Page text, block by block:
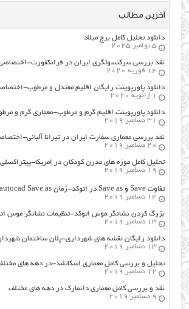
آخرین مطالب
دانلود تحلیل کامل برج میلاد
5 نوامبر 2025
نقد بررسی سرکنسولگری ایران در فرانکفورت-
14 فوریه 2020
دانلود پاورپوینت رایگان اقلیم معتدل و مرطوب-
1 ژانویه 2020
دانلود پاورپوینت اقلیم گرم و مرطوب-معماری گرم و
31 دسامبر 2019
نقد بررسی معماری سفارت ایران در تیرانا آلبانی-
20 دسامبر 2019
تحلیل کامل موزه های مدرن کودکان در امریکا-پیتراکسلی
19 دسامبر 2019
تفاوت Save و Save as در اتوکد-زمان autocad Save as
14 دسامبر 2019
بزرگ کردن نشانگر موس اتوکد-تنظیمات نشانگر موس
13 دسامبر 2019
دانلود رایگان نقشه های شهرداری-پلان ساختمان
13 دسامبر 2019
تحلیل و بررسی کامل معماری اسکاتلند-در دهه های
12 دسامبر 2019
نقد و بررسی کامل معماری دانمارک در دهه های مختلف
9 دسامبر 2019